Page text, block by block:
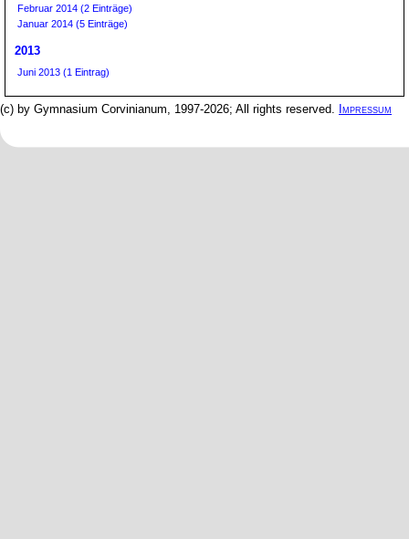
Februar 2014 (2 Einträge)
Januar 2014 (5 Einträge)
2013
Juni 2013 (1 Eintrag)
(c) by Gymnasium Corvinianum, 1997-2026; All rights reserved. Impressum